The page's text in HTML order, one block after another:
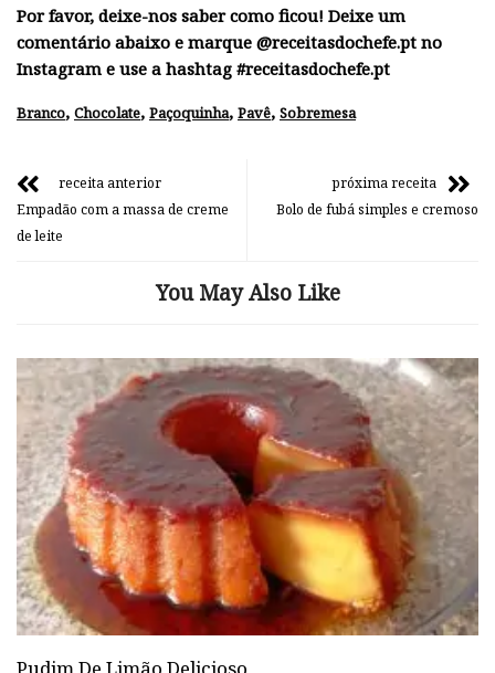
Por favor, deixe-nos saber como ficou! Deixe um
comentário abaixo e marque @receitasdochefe.pt no
Instagram e use a hashtag #receitasdochefe.pt
Branco, Chocolate, Paçoquinha, Pavê, Sobremesa
receita anterior
Empadão com a massa de creme
de leite
próxima receita
Bolo de fubá simples e cremoso
You May Also Like
Pudim De Limão Delicioso